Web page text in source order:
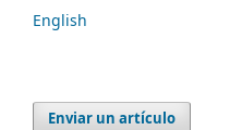
English
Enviar un artículo